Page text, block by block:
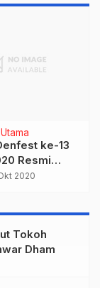
ke-13
Resmi
di Indonesia
2020
Tokoh
Dham